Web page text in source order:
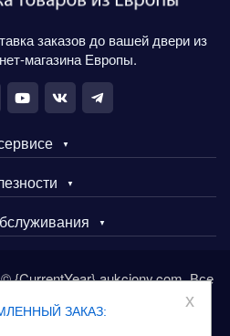
ЗАКАЗ:
x
заказов до вашей двери из
магазина Европы.
{CurrentYear} aukciony.com. Все
через сервис aukciony.com